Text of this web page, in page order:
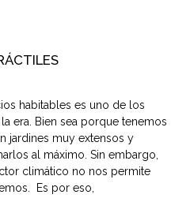
habitables es uno de los
era. Bien sea porque tenemos
jardines muy extensos y
al máximo. Sin embargo,
climático no nos permite
Es por eso,